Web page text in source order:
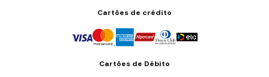
Cartões de crédito
Cartões de Débito